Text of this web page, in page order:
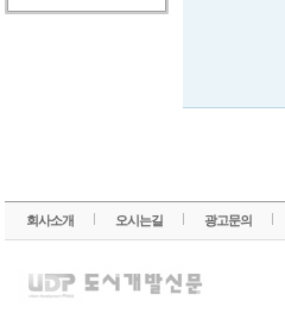
회사소개 오시는길 광고문의